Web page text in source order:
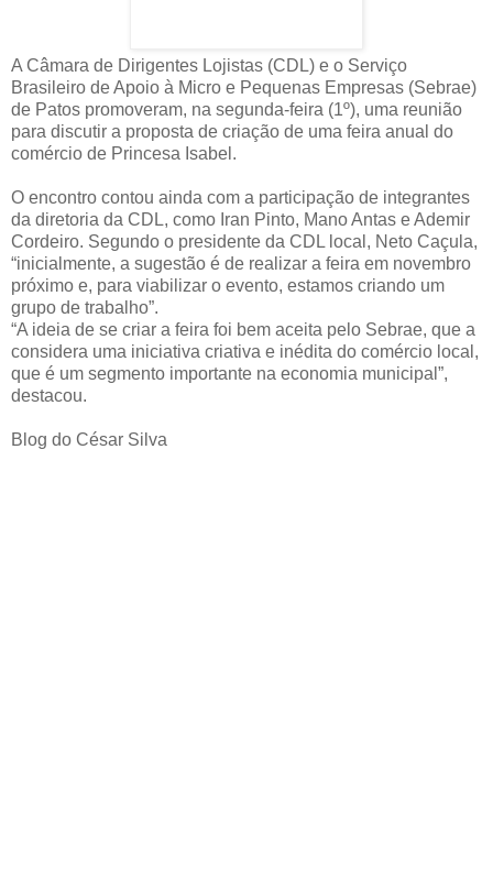
A Câmara de Dirigentes Lojistas (CDL) e o Serviço
Brasileiro de Apoio à Micro e Pequenas Empresas (Sebrae)
de Patos promoveram, na segunda-feira (1º), uma reunião
para discutir a proposta de criação de uma feira anual do
comércio de Princesa Isabel.
O encontro contou ainda com a participação de integrantes
da diretoria da CDL, como Iran Pinto, Mano Antas e Ademir
Cordeiro. Segundo o presidente da CDL local, Neto Caçula,
“inicialmente, a sugestão é de realizar a feira em novembro
próximo e, para viabilizar o evento, estamos criando um
grupo de trabalho”.
“A ideia de se criar a feira foi bem aceita pelo Sebrae, que a
considera uma iniciativa criativa e inédita do comércio local,
que é um segmento importante na economia municipal”,
destacou.
Blog do César Silva